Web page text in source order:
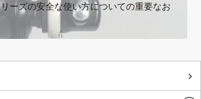
ーズの安全な使い方についての重要なお